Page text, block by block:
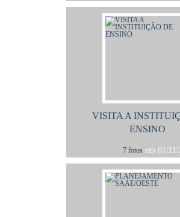
VISITA A
ENSINO
7 fotos em 01/